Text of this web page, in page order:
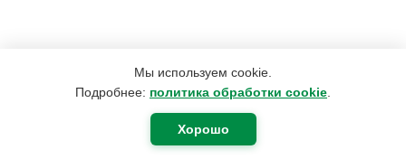
Мы используем cookie.
Подробнее: политика обработки cookie
Хорошо